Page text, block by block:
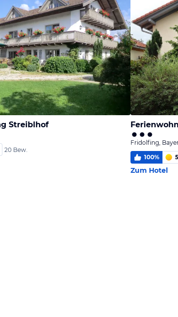
Streiblhof
20 Bew.
Fridolfing,
100%
Zum Hotel